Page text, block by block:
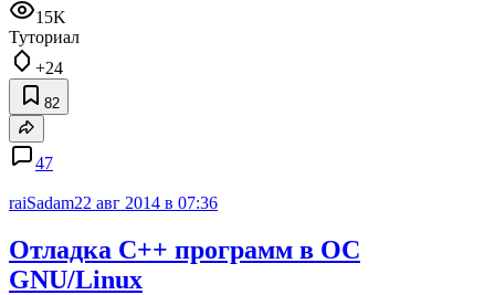
15K
Туториал
+24
82
47
raiSadam22 авг 2014 в 07:36
Отладка C++ программ в ОС
GNU/Linux